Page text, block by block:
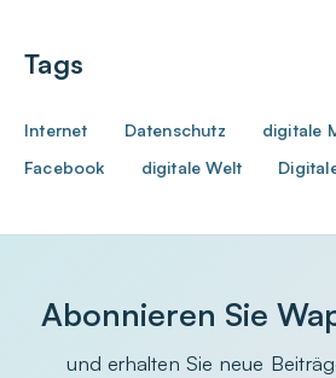
Tags
Internet Datenschutz digitale
Facebook
digitale Welt
Abonnieren Sie
und erhalten Sie neue